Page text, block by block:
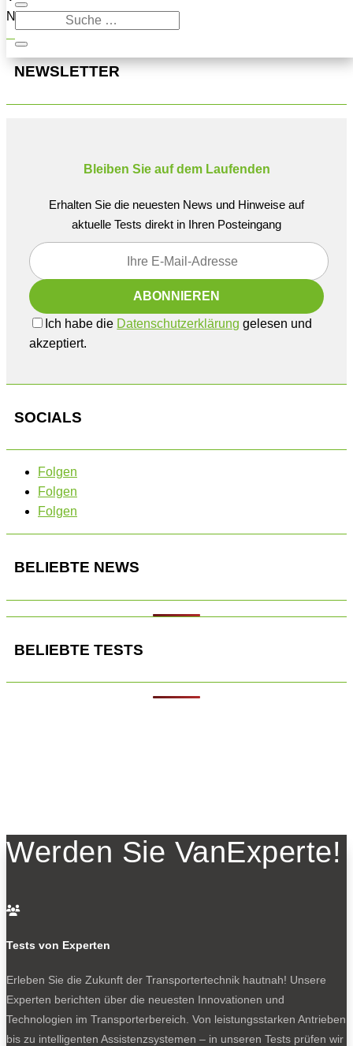
Navigation oben, um den Beitrag zu finden.
NEWSLETTER
Bleiben Sie auf dem Laufenden
Erhalten Sie die neuesten News und Hinweise auf
aktuelle Tests direkt in Ihren Posteingang
Ich habe die Datenschutzerklärung gelesen und
akzeptiert.
SOCIALS
Folgen
Folgen
Folgen
BELIEBTE NEWS
BELIEBTE TESTS
Werden Sie VanExperte!

Tests von Experten
Erleben Sie die Zukunft der Transportertechnik hautnah! Unsere
Experten berichten über die neuesten Innovationen und
Technologien im Transporterbereich. Von leistungsstarken Antrieben
bis zu intelligenten Assistenzsystemen – in unseren Tests prüfen wir